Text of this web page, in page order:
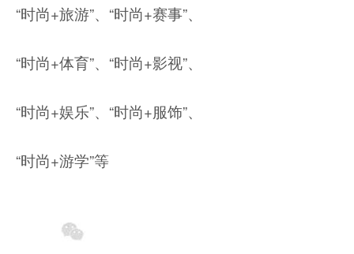
“时尚+旅游”、“时尚+赛事”、
“时尚+体育”、“时尚+影视”、
“时尚+娱乐”、“时尚+服饰”、
“时尚+游学”等